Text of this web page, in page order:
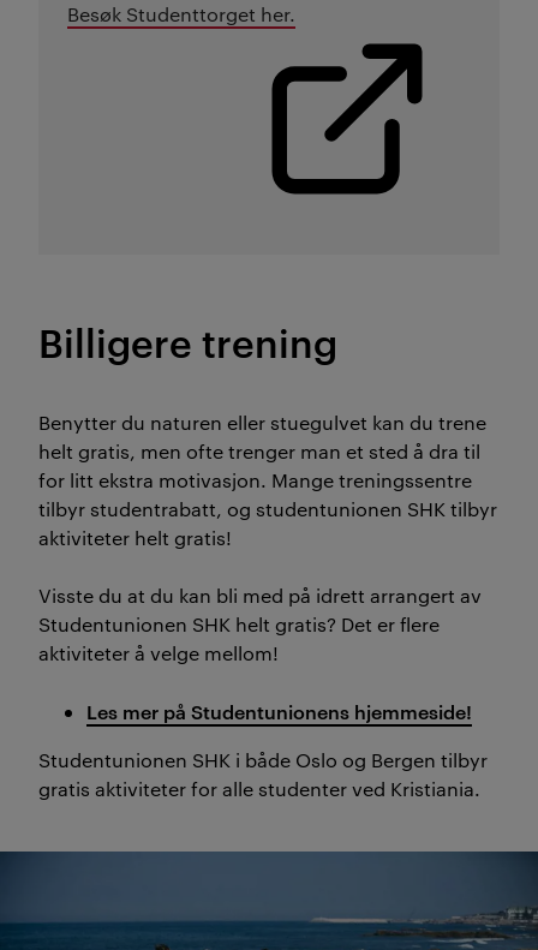
Besøk Studenttorget her.
Billigere trening
Benytter du naturen eller stuegulvet kan du trene
helt gratis, men ofte trenger man et sted å dra til
for litt ekstra motivasjon. Mange treningssentre
tilbyr studentrabatt, og studentunionen SHK tilbyr
aktiviteter helt gratis!
Visste du at du kan bli med på idrett arrangert av
Studentunionen SHK helt gratis? Det er flere
aktiviteter å velge mellom!
Les mer på Studentunionens hjemmeside!
Studentunionen SHK i både Oslo og Bergen tilbyr
gratis aktiviteter for alle studenter ved Kristiania.